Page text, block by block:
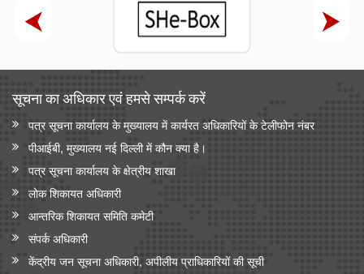
सूचना का अधिकार एवं हमसे सम्‍पर्क करें
पत्र सूचना कार्यालय के मुख्यालय में कार्यरत अधिकारियों के टेलीफोन नंबर
पीआईबी, मुख्यालय नई दिल्ली में कौन क्या है।
पत्र सूचना कार्यालय के क्षेत्रीय शाखा
लोक शिकायत अधिकारी
आन्‍तरिक शिकायत समिति कमेटी
संपर्क अधिकारी
केंद्रीय जन सूचना अधिकारी, अपीलीय प्राधिकारियों की सूची